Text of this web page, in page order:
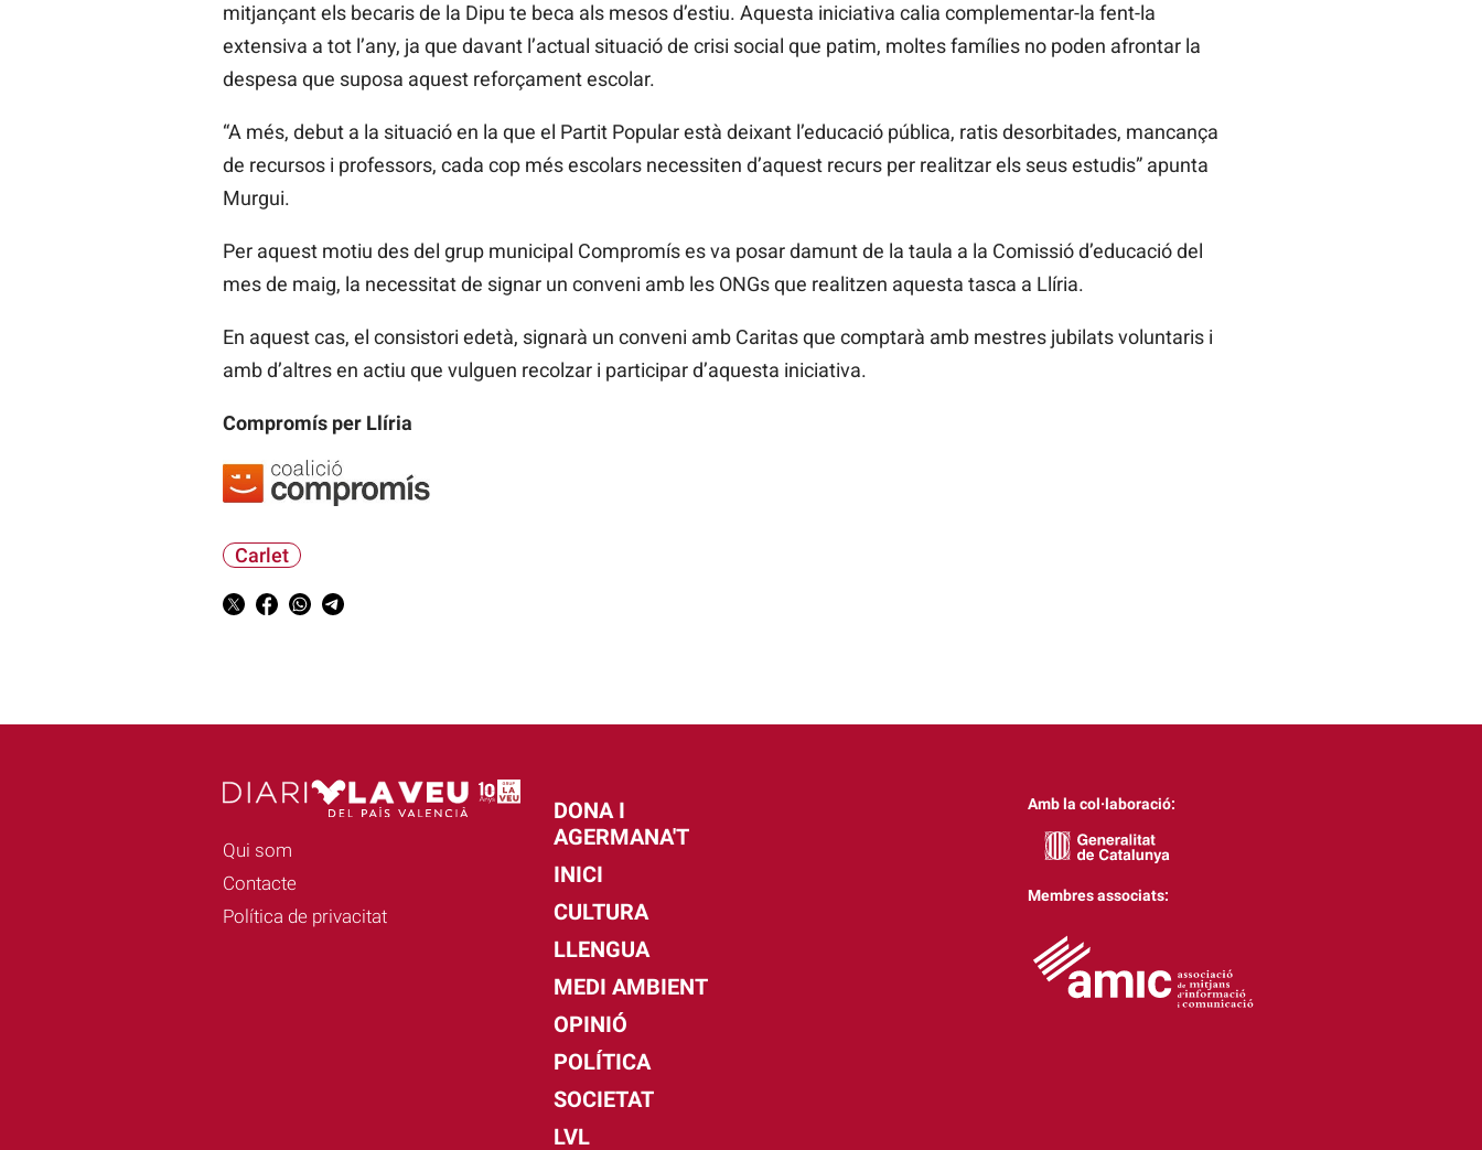
mitjançant els becaris de la Dipu te beca als mesos d’estiu. Aquesta iniciativa calia complementar-la fent-la
extensiva a tot l’any, ja que davant l’actual situació de crisi social que patim, moltes famílies no poden afrontar la
despesa que suposa aquest reforçament escolar.
“A més, debut a la situació en la que el Partit Popular està deixant l’educació pública, ratis desorbitades, mancança
de recursos i professors, cada cop més escolars necessiten d’aquest recurs per realitzar els seus estudis” apunta
Murgui.
Per aquest motiu des del grup municipal Compromís es va posar damunt de la taula a la Comissió d’educació del
mes de maig, la necessitat de signar un conveni amb les ONGs que realitzen aquesta tasca a Llíria.
En aquest cas, el consistori edetà, signarà un conveni amb Caritas que comptarà amb mestres jubilats voluntaris i
amb d’altres en actiu que vulguen recolzar i participar d’aquesta iniciativa.
Compromís per Llíria
Carlet
Qui som
Contacte
Política de privacitat
DONA I
AGERMANA'T
INICI
CULTURA
LLENGUA
MEDI AMBIENT
OPINIÓ
POLÍTICA
SOCIETAT
LVL
Amb la col·laboració:
Membres associats: